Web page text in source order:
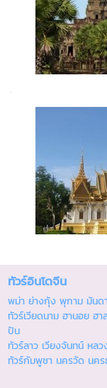
ทัวร์อินโดจีน
พม่า ย่างกุ้ง พุกาม มันด
ทัวร์เวียดนาม ฮานอย ฮ
ปัน
ทัวร์ลาว เวียงจันทน์ หล
ทัวร์กัมพูชา นครวัด นค